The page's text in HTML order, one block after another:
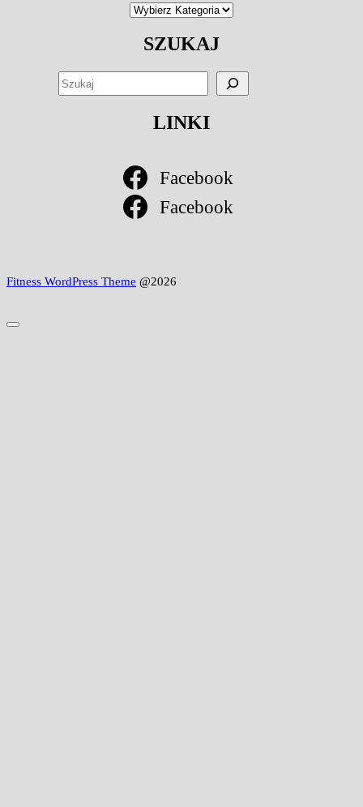
Kategorie
SZUKAJ
LINKI
Facebook
Facebook
Fitness WordPress Theme @2026
Scroll